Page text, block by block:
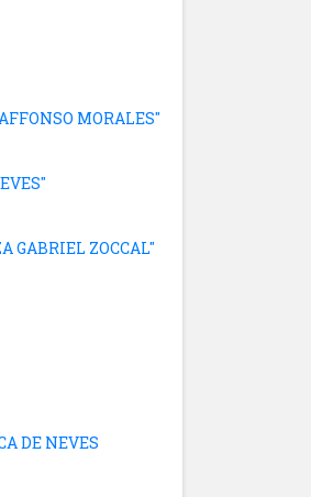
MORALES"
GABRIEL ZOCCAL"
DE NEVES